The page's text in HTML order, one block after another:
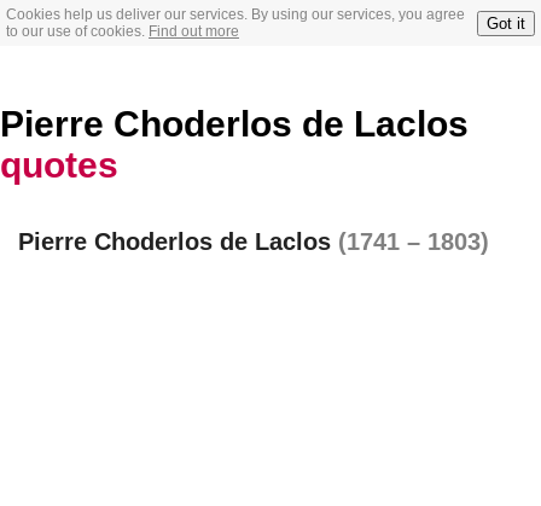
Cookies help us deliver our services. By using our services, you agree
to our use of cookies. Find out more Got it
Pierre Choderlos de Laclos
quotes
Pierre Choderlos de Laclos (1741 – 1803)